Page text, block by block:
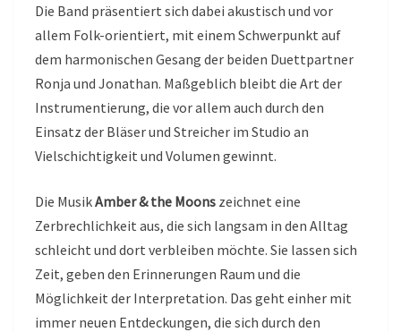
Die Band präsentiert sich dabei akustisch und vor
allem Folk-orientiert, mit einem Schwerpunkt auf
dem harmonischen Gesang der beiden Duettpartner
Ronja und Jonathan. Maßgeblich bleibt die Art der
Instrumentierung, die vor allem auch durch den
Einsatz der Bläser und Streicher im Studio an
Vielschichtigkeit und Volumen gewinnt.
Die MusikAmber & the Moons zeichnet eine
Zerbrechlichkeit aus, die sich langsam in den Alltag
schleicht und dort verbleiben möchte. Sie lassen sich
Zeit, geben den Erinnerungen Raum und die
Möglichkeit der Interpretation. Das geht einher mit
immer neuen Entdeckungen, die sich durch den